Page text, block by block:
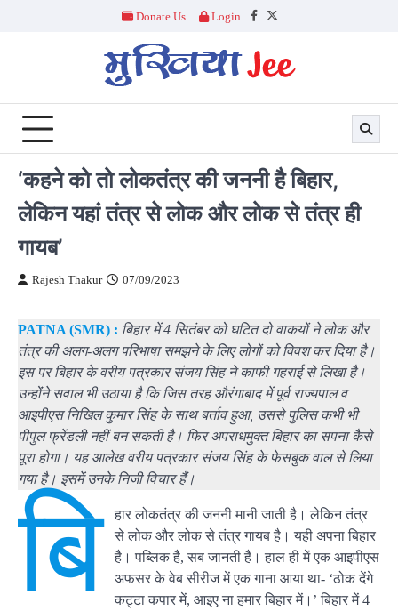
Donate Us Login
Facebook
Twitter
‘कहने को तो लोकतंत्र की जननी है बिहार,
लेकिन यहां तंत्र से लोक और लोक से तंत्र ही
गायब’
Rajesh Thakur 07/09/2023
PATNA (SMR) : बिहार में 4 सितंबर को घटित दो वाकयों ने लोक और
तंत्र की अलग-अलग परिभाषा समझने के लिए लोगों को विवश कर दिया है।
इस पर बिहार के वरीय पत्रकार संजय सिंह ने काफी गहराई से लिखा है।
उन्होंंने सवाल भी उठाया है कि जिस तरह औरंगाबाद में पूर्व राज्यपाल व
आइपीएस निखिल कुमार सिंह के साथ बर्ताव हुआ, उससे पुलिस कभी भी
पीपुल फ्रेंडली नहीं बन सकती है। फिर अपराधमुक्त बिहार का सपना कैसे
पूरा होगा। यह आलेख वरीय पत्रकार संजय सिंह​ के फेसबुक वाल से लिया
गया है। इसमें उनके निजी विचार हैं।
बि
हार लोकतंत्र की जननी मानी जाती है। लेकिन तंत्र
से लोक और लोक से तंत्र गायब है। यही अपना बिहार
है। पब्लिक है, सब जानती है। हाल ही में एक आइपीएस
अफसर के वेब सीरीज में एक गाना आया था- ‘ठोक देंगे
कट्टा कपार में, आइए ना हमार बिहार में।’ बिहार में 4